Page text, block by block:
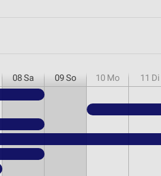
08Sa 09So 10 Mo 11 Di